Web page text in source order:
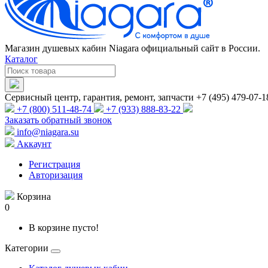
Магазин душевых кабин Niagara официальный сайт в России.
Каталог
Сервисный центр, гарантия, ремонт, запчасти +7 (495) 479-07-
+7 (800) 511-48-74
+7 (933) 888-83-22
Заказать обратный звонок
info@niagara.su
Аккаунт
Регистрация
Авторизация
Корзина
0
В корзине пусто!
Категории